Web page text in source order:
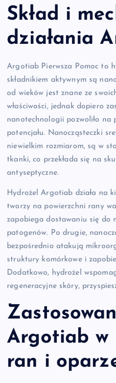
Skład i
działania
Argotiab Pierwsza Pomoc to
składnikiem aktywnym są
od wieków jest znane ze
właściwości, jednak dopiero
nanotechnologii pozwoliło na
potencjału. Nanocząsteczki
niewielkim rozmiarom, są w
tkanki, co przekłada się na
antyseptyczne.
Hydrożel Argotiab działa na
tworzy na powierzchni rany
zapobiega dostawaniu się do
patogenów. Po drugie,
bezpośrednio atakują
struktury komórkowe i
Dodatkowo, hydrożel
regeneracyjne skóry,
Argotiab w
ran i